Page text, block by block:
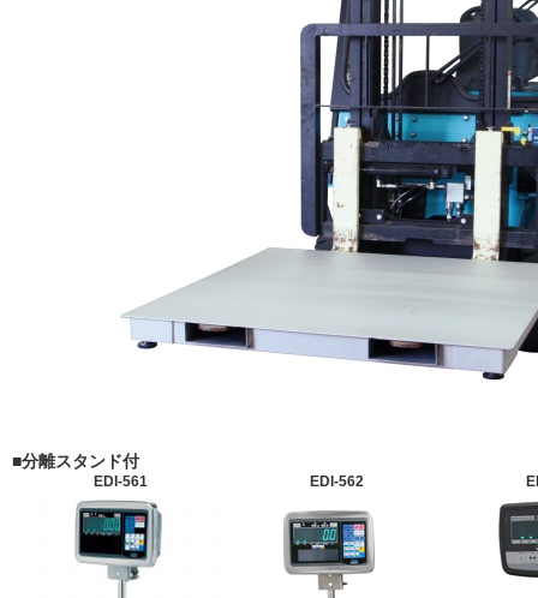
■分離スタンド付
EDI-561 EDI-562